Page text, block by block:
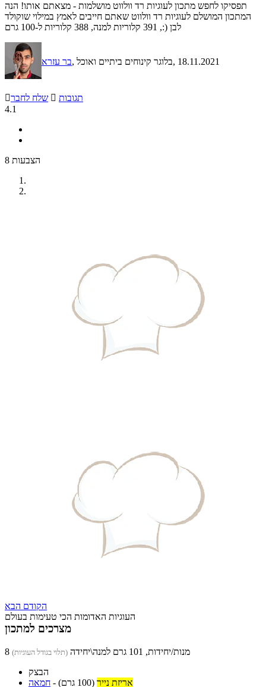
תפסיקו לחפש מתכון לעוגיות רד וולווט מושלמות - מצאתם אותו! הנה
המתכון המושלם לעוגיות רד וולווט שאתם חייבים לאמץ במילוי שוקולד
לבן (:, 391 קלוריות למנה, 388 קלוריות ל-100 גרם
בר עזרא , בלוגר קינוחים ביתיים ואוכל, 18.11.2021
שלח לחבר  תגובות
4.1
8 הצבעות
הקודם הבא
העוגיות האדומות הכי טעימות בעולם
מצרכים למתכון
8 מנות/יחידות, 101 גרם למנה\יחידה (תלוי בגודל העוגיות)
הבצק
חמאה - אריזת נייר (100 גרם)